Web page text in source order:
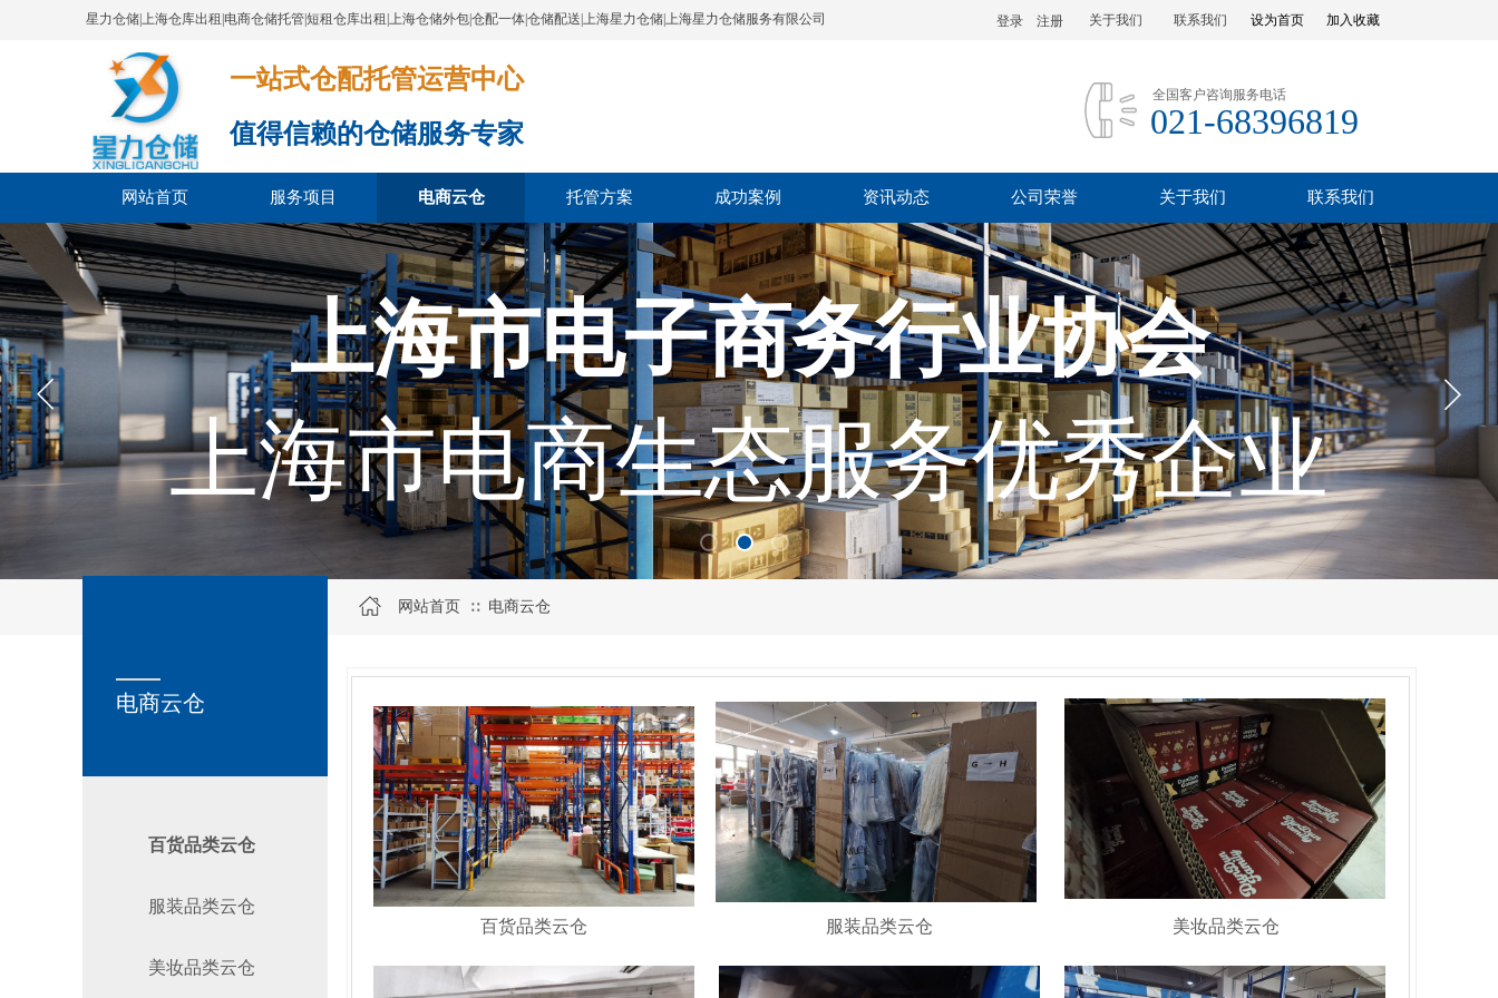
星力仓储|上海仓库出租|电商仓储托管|短租仓库出租|上海仓储外包|仓配一体|仓储配送|上海星力仓储|上海星力仓储服务有限公司 设为首页 加入收藏
登录 注册 联系我们
关于我们
一站式仓配托管运营中心​​​​​​​​​​​​​​​​​
值得信赖的仓储服务专家
全国客户咨询服务电话
021-68396819
网站首页 服务项目 电商云仓 托管方案 成功案例 资讯动态 公司荣誉 关于我们 联系我们
上海市电子商务行业协会
上海市电商生态服务优秀企业
关于我们
电商云仓
美妆品类云仓
服装品类云仓
百货品类云仓
网站首页 ∷ 电商云仓
服装品类云仓
百货品类云仓 美妆品类云仓